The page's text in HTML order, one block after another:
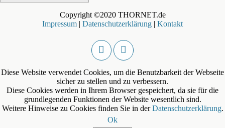
Copyright ©2020 THORNET.de
Impressum | Datenschutzerklärung | Kontakt
Diese Website verwendet Cookies, um die Benutzbarkeit der Webseite
sicher zu stellen und zu verbessern.
Diese Cookies werden in Ihrem Browser gespeichert, da sie für die
grundlegenden Funktionen der Website wesentlich sind.
Weitere Hinweise zu Cookies finden Sie in derDatenschutzerklärung.
Ok